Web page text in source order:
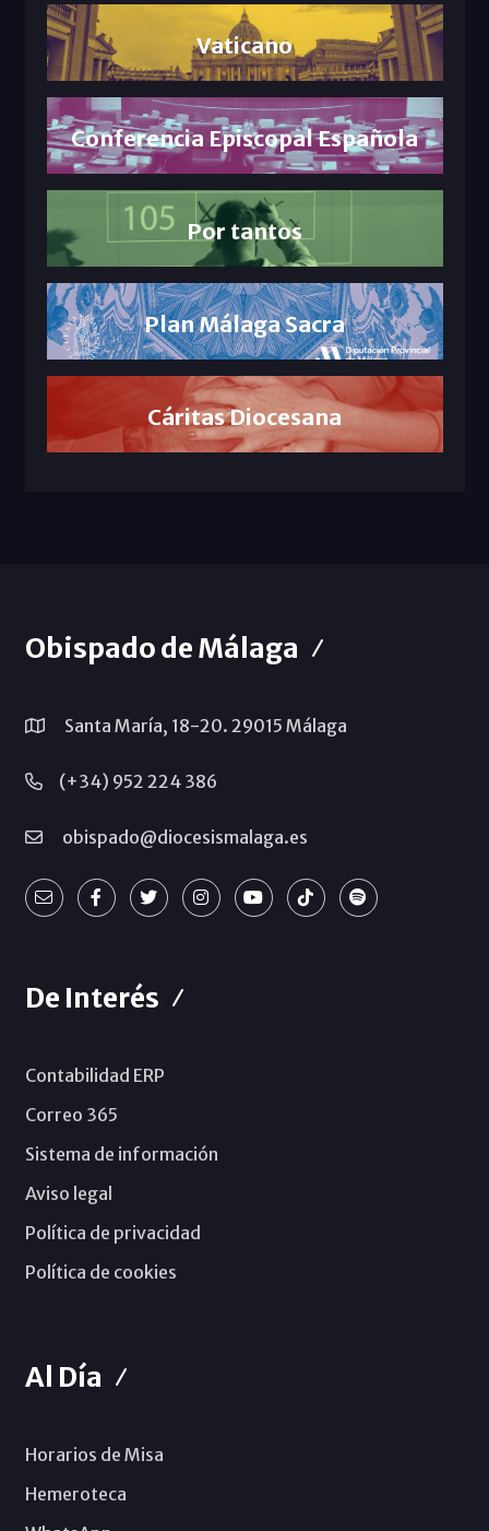
Vaticano
Conferencia Episcopal Española
Por tantos
Plan Málaga Sacra
Cáritas Diocesana
Obispado de Málaga
Santa María, 18-20. 29015 Málaga
(+34) 952 224 386
obispado@diocesismalaga.es
De Interés
Contabilidad ERP
Correo 365
Sistema de información
Aviso legal
Política de privacidad
Política de cookies
Al Día
Horarios de Misa
Hemeroteca